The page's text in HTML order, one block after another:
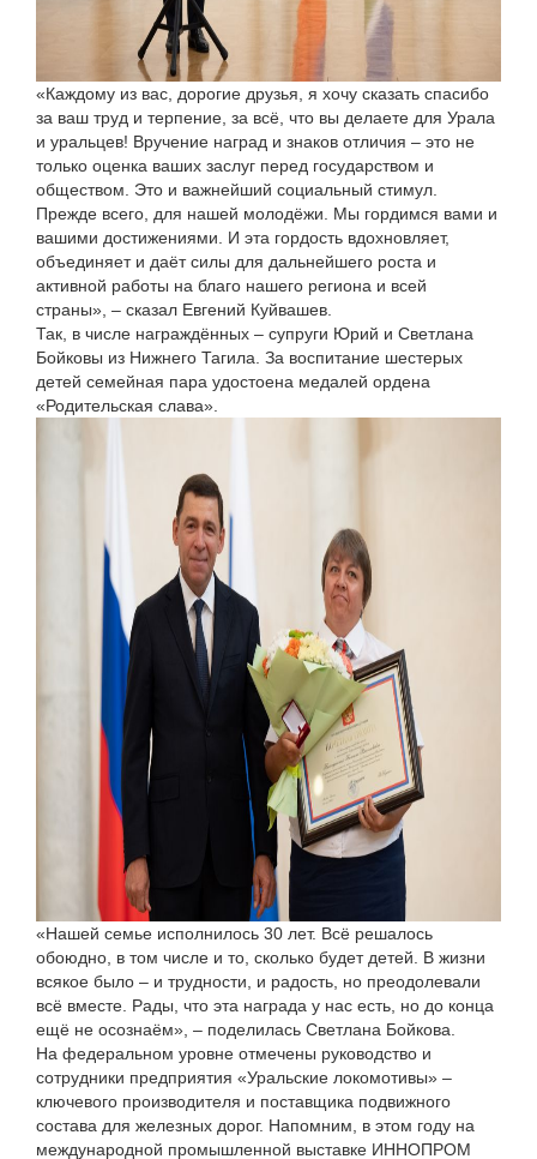
«Каждому из вас, дорогие друзья, я хочу сказать спасибо
за ваш труд и терпение, за всё, что вы делаете для Урала
и уральцев! Вручение наград и знаков отличия – это не
только оценка ваших заслуг перед государством и
обществом. Это и важнейший социальный стимул.
Прежде всего, для нашей молодёжи. Мы гордимся вами и
вашими достижениями. И эта гордость вдохновляет,
объединяет и даёт силы для дальнейшего роста и
активной работы на благо нашего региона и всей
страны», – сказал Евгений Куйвашев.
Так, в числе награждённых – супруги Юрий и Светлана
Бойковы из Нижнего Тагила. За воспитание шестерых
детей семейная пара удостоена медалей ордена
«Родительская слава».
«Нашей семье исполнилось 30 лет. Всё решалось
обоюдно, в том числе и то, сколько будет детей. В жизни
всякое было – и трудности, и радость, но преодолевали
всё вместе. Рады, что эта награда у нас есть, но до конца
ещё не осознаём», – поделилась Светлана Бойкова.
На федеральном уровне отмечены руководство и
сотрудники предприятия «Уральские локомотивы» –
ключевого производителя и поставщика подвижного
состава для железных дорог. Напомним, в этом году на
международной промышленной выставке ИННОПРОМ